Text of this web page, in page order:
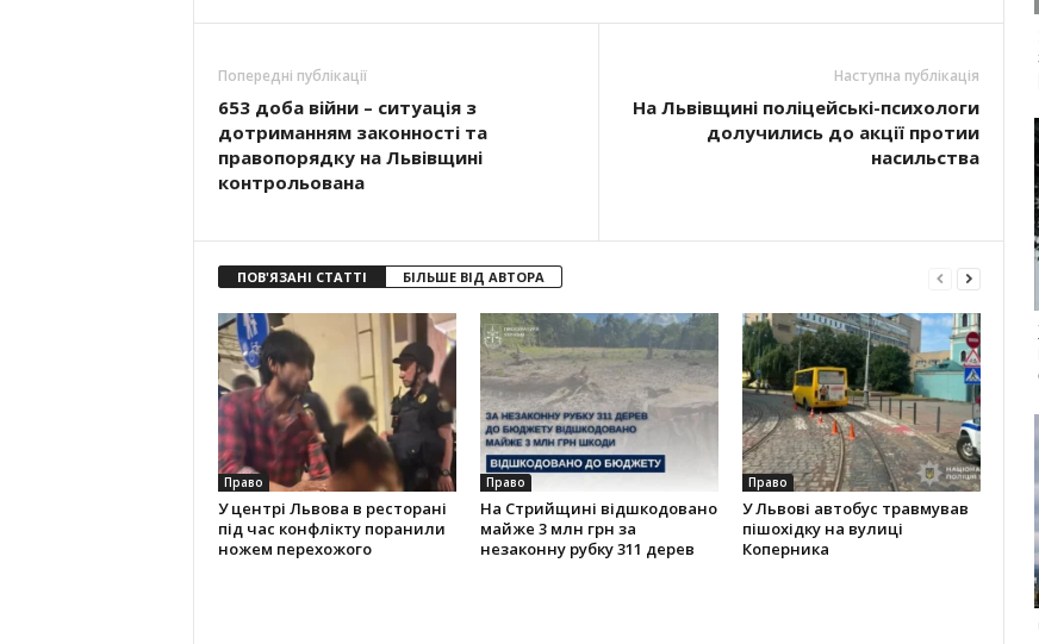
Попередні публікації
653 доба війни – ситуація з
дотриманням законності та
правопорядку на Львівщині
контрольована
Наступна публікація
На Львівщині поліцейські-психологи
долучились до акції протии
насильства
ПОВ'ЯЗАНІ СТАТТІ БІЛЬШЕ ВІД АВТОРА
Право
У центрі Львова в ресторані
під час конфлікту поранили
ножем перехожого
Право
На Стрийщині відшкодовано
майже 3 млн грн за
незаконну рубку 311 дерев
Право
У Львові автобус травмував
пішохідку на вулиці
Коперника